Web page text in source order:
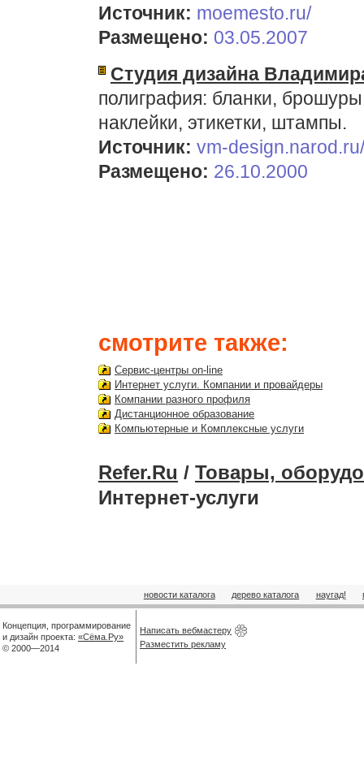
Источник: moemesto.ru/
Размещено: 03.05.2007
Студия дизайна
полиграфия: бланки,
наклейки, этикетки, штампы.
Источник: vm-design.narod.ru/
Размещено: 26.10.2000
смотрите также:
Сервис-центры on-line
Интернет услуги. Компании и провайдеры
Компании разного профиля
Дистанционное образование
Компьютерные и Комплексные услуги
Refer.Ru / Товары,
Интернет-услуги
новости каталога дерево каталога наугад!
Концепция, программирование
и дизайн проекта: «Сёма.Ру»
© 2000—2014
Написать вебмастеру
Разместить рекламу